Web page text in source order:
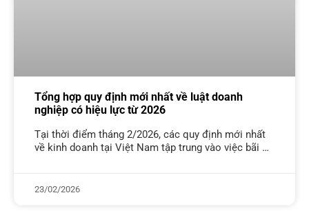
Tổng hợp quy định mới nhất về luật doanh
nghiệp có hiệu lực từ 2026
Tại thời điểm tháng 2/2026, các quy định mới nhất
về kinh doanh tại Việt Nam tập trung vào việc bãi bỏ
23/02/2026